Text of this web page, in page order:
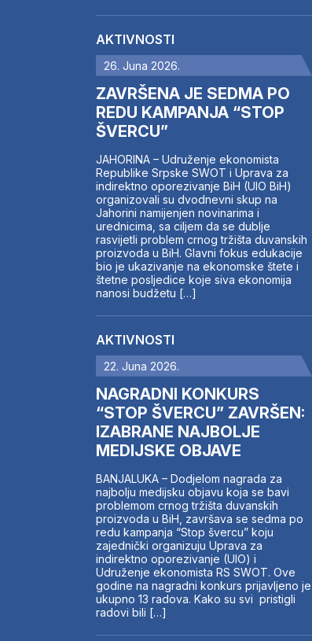
AKTIVNOSTI
26. Juna 2026.
ZAVRŠENA JE SEDMA PO
REDU KAMPANJA “STOP
ŠVERCU”
JAHORINA – Udruženje ekonomista
Republike Srpske SWOT i Uprava za
indirektno oporezivanje BiH (UIO BiH)
organizovali su dvodnevni skup na
Jahorini namijenjen novinarima i
urednicima, sa ciljem da se dublje
rasvijetli problem crnog tržišta duvanskih
proizvoda u BiH. Glavni fokus edukacije
bio je ukazivanje na ekonomske štete i
štetne posljedice koje siva ekonomija
nanosi budžetu […]
AKTIVNOSTI
22. Juna 2026.
NAGRADNI KONKURS
“STOP ŠVERCU” ZAVRŠEN:
IZABRANE NAJBOLJE
MEDIJSKE OBJAVE
BANJALUKA – Dodjelom nagrada za
najbolju medijsku objavu koja se bavi
problemom crnog tržišta duvanskih
proizvoda u BiH, završava se sedma po
redu kampanja “Stop švercu” koju
zajednički organizuju Uprava za
indirektno oporezivanje (UIO) i
Udruženje ekonomista RS SWOT. Ove
godine na nagradni konkurs prijavljeno je
ukupno 13 radova. Kako su svi pristigli
radovi bili […]